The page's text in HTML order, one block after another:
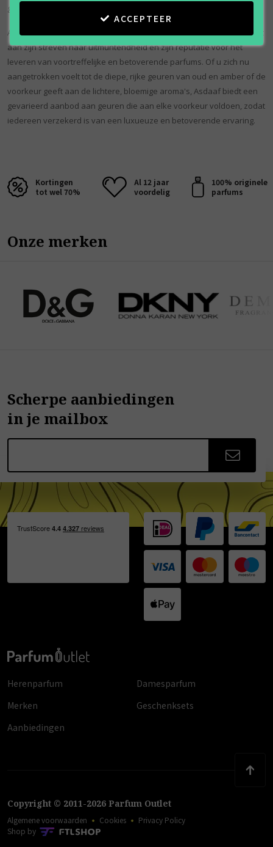
geur die zelfvertrouwen en verfijning uitstraalt.
Asdaaf blijft zijn geurportfolio innoveren en uitbreiden, en houdt vast
aan zijn streven naar uitmuntendheid en zijn reputatie voor het
leveren van voortreffelijke en betoverende parfums. Of u zich nu
aangetrokken voelt tot de diepe, rijke geuren van oud en amber of de
voorkeur geeft aan de lichtere, bloemige aroma's, Asdaaf biedt een
gevarieerd aanbod aan geuren die aan elke voorkeur voldoen, zodat
iedereen verzekerd is van een luxueuze en betoverende ervaring.
Kortingen
tot wel 70%
Al 12 jaar
voordelig
100% originele
parfums
Onze merken
Scherpe aanbiedingen
in je mailbox
Herenparfum
Damesparfum
Merken
Geschenksets
Aanbiedingen
Copyright © 2011-2026 Parfum Outlet
Algemene voorwaarden Cookies
Privacy Policy
Shop by
ACCEPTEER